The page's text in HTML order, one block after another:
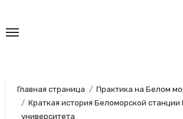
содержанию
Главная страница
Практика на Белом
Краткая история Беломорской станции
университета